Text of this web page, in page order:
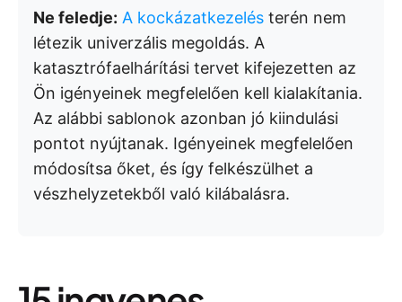
Ne feledje: A kockázatkezelés terén nem
létezik univerzális megoldás. A
katasztrófaelhárítási tervet kifejezetten az
Ön igényeinek megfelelően kell kialakítania.
Az alábbi sablonok azonban jó kiindulási
pontot nyújtanak. Igényeinek megfelelően
módosítsa őket, és így felkészülhet a
vészhelyzetekből való kilábalásra.